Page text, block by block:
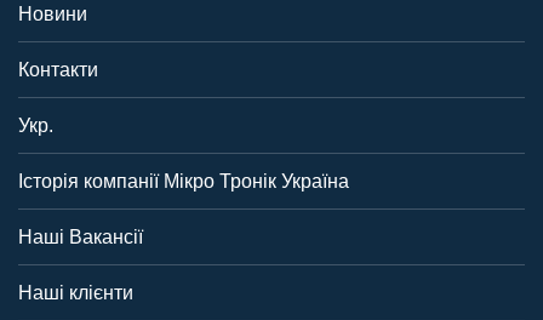
Новини
Контакти
Укр.
Історія компанії Мікро Тронік Україна
Наші Вакансії
Наші клієнти